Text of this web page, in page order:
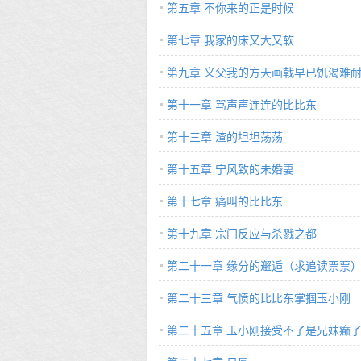
第五章 不你来的正是时候
第七章 我家的床又大又软
第九章 义父我的方天画戟早已饥渴难
第十一章 骂声声连连的比比东
第十三章 渣的坦坦荡荡
第十五章 宁风致的未婚妻
第十七章 痛叫的比比东
第十九章 宗门反应与杀戮之都
第二十一章 缘分的邂逅（求追读票票）
第二十三章 气愤的比比东掌掴玉小刚
第二十五章 玉小刚接受不了是兄妹癫了